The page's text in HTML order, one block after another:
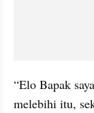
“Elo Bapak
melebihi itu,